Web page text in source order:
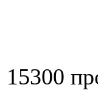
15300